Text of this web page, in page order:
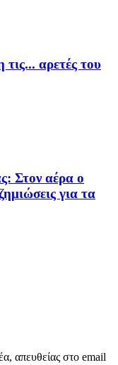
αρετές του
Στον αέρα ο
για τα
απευθείας στο email